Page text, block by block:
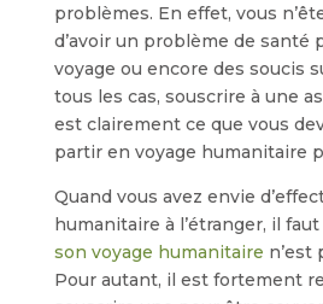
problèmes. En effet, vous
d’avoir un problème de santé
voyage ou encore des soucis
tous les cas, souscrire à une
est clairement ce que vous
partir en voyage humanitaire
Quand vous avez envie
humanitaire à l’étranger, il faut
son voyage humanitaire n’est
Pour autant, il est fortement